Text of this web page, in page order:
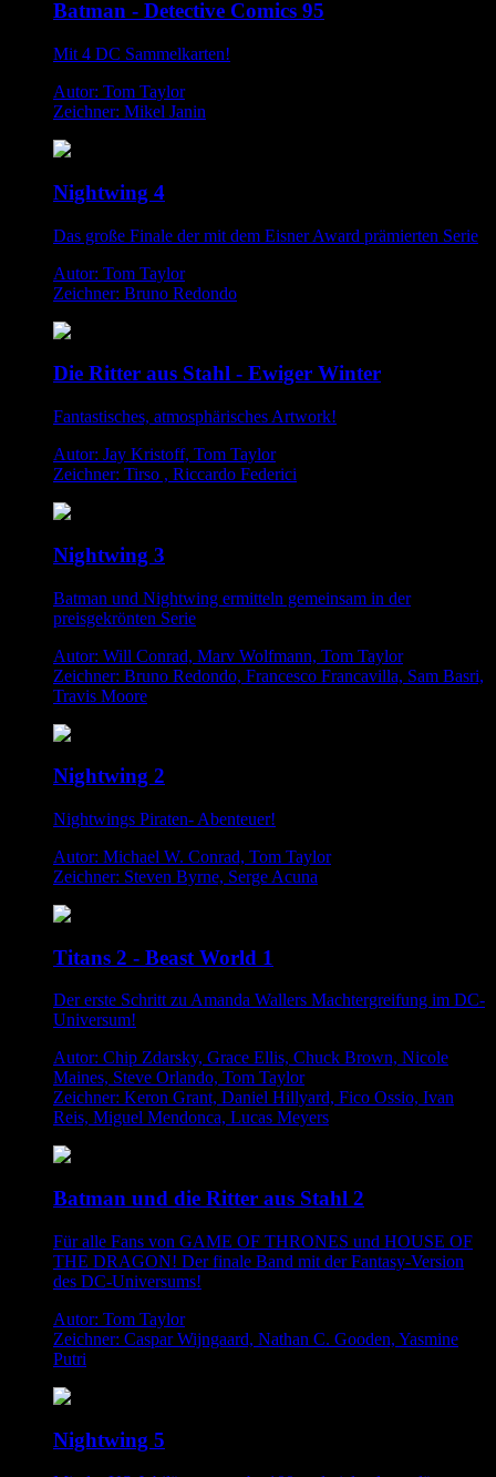
Batman - Detective Comics 95
Mit 4 DC Sammelkarten!
Autor: Tom Taylor
Zeichner: Mikel Janin
Nightwing 4
Das große Finale der mit dem Eisner Award prämierten Serie
Autor: Tom Taylor
Zeichner: Bruno Redondo
Die Ritter aus Stahl - Ewiger Winter
Fantastisches, atmosphärisches Artwork!
Autor: Jay Kristoff, Tom Taylor
Zeichner: Tirso , Riccardo Federici
Nightwing 3
Batman und Nightwing ermitteln gemeinsam in der
preisgekrönten Serie
Autor: Will Conrad, Marv Wolfmann, Tom Taylor
Zeichner: Bruno Redondo, Francesco Francavilla, Sam Basri,
Travis Moore
Nightwing 2
Nightwings Piraten- Abenteuer!
Autor: Michael W. Conrad, Tom Taylor
Zeichner: Steven Byrne, Serge Acuna
Titans 2 - Beast World 1
Der erste Schritt zu Amanda Wallers Machtergreifung im DC-
Universum!
Autor: Chip Zdarsky, Grace Ellis, Chuck Brown, Nicole
Maines, Steve Orlando, Tom Taylor
Zeichner: Keron Grant, Daniel Hillyard, Fico Ossio, Ivan
Reis, Miguel Mendonca, Lucas Meyers
Batman und die Ritter aus Stahl 2
Für alle Fans von GAME OF THRONES und HOUSE OF
THE DRAGON! Der finale Band mit der Fantasy-Version
des DC-Universums!
Autor: Tom Taylor
Zeichner: Caspar Wijngaard, Nathan C. Gooden, Yasmine
Putri
Nightwing 5